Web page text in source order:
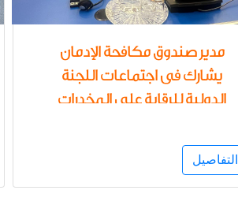
مدير صندوق مكافحة الإدمان
يشارك فى اجتماعات اللجنة
الدولية للرقابة على المخدرات
التفاصيل